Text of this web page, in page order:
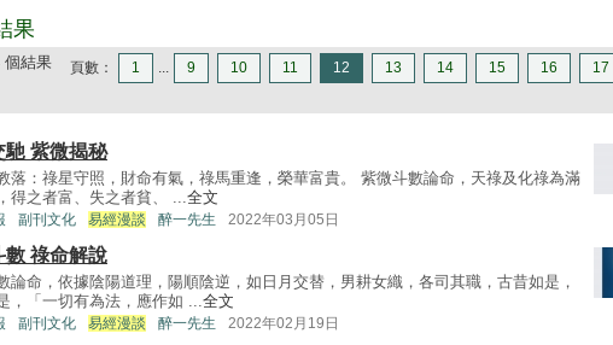
果
個結果 頁數： 1 ... 9 10 11 12 13 14 15 16 17
馳 紫微揭秘
落：祿星守照，財命有氣，祿馬重逢，榮華富貴。 紫微斗數論命，天祿及化祿為滿
得之者富、失之者貧、 ...全文
副刊文化 易經漫談 醉一先生 2022年03月05日
數 祿命解說
論命，依據陰陽道理，陽順陰逆，如日月交替，男耕女織，各司其職，古昔如是，
，「一切有為法，應作如 ...全文
副刊文化 易經漫談 醉一先生 2022年02月19日